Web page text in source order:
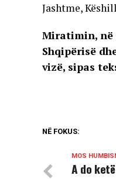
Jashtme,
Miratimin, në
Shqipërisë
vizë, sipas
NË FOKUS:
MOS
A do